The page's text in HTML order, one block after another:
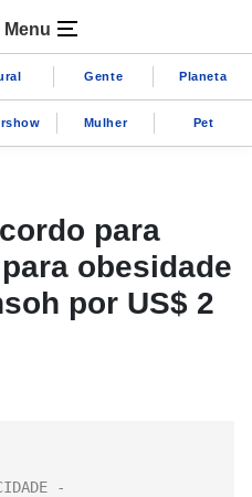
Menu
Gente Planeta
Mulher Pet
para
obesidade
por US$ 2